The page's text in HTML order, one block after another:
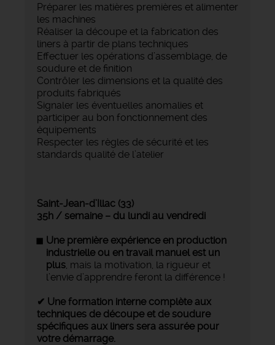
Préparer les matières premières et alimenter
les machines
Réaliser la découpe et la fabrication des
liners à partir de plans techniques
Effectuer les opérations d’assemblage, de
soudure et de finition
Contrôler les dimensions et la qualité des
produits fabriqués
Signaler les éventuelles anomalies et
participer au bon fonctionnement des
équipements
Respecter les règles de sécurité et les
standards qualité de l’atelier
Saint-Jean-d’Illac (33)
35h / semaine – du lundi au vendredi
Une première expérience en production
industrielle ou en travail manuel est un
plus , mais la motivation, la rigueur et
l’envie d’apprendre feront la différence !
✔ Une formation interne complète aux
techniques de découpe et de soudure
spécifiques aux liners sera assurée pour
votre démarrage.